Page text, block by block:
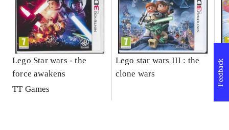
Lego Star wars - the
force awakens
TT Games
Lego star wars III : the
clone wars
Feedback